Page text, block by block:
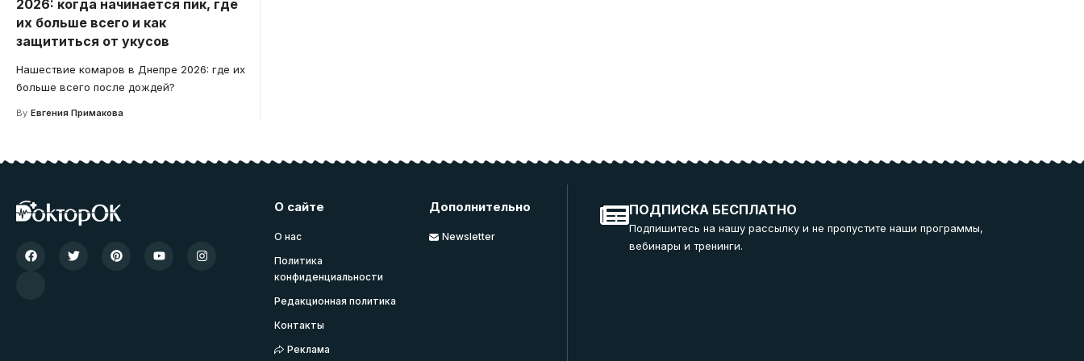
2026: когда начинается пик, где
их больше всего и как
защититься от укусов
Нашествие комаров в Днепре 2026: где их
больше всего после дождей?
By Евгения Примакова
О сайте
О нас
Политика
конфиденциальности
Редакционная политика
Контакты
Реклама
Дополнительно
Newsletter
ПОДПИСКА БЕСПЛАТНО
Подпишитесь на нашу рассылку и не пропустите наши программы,
вебинары и тренинги.